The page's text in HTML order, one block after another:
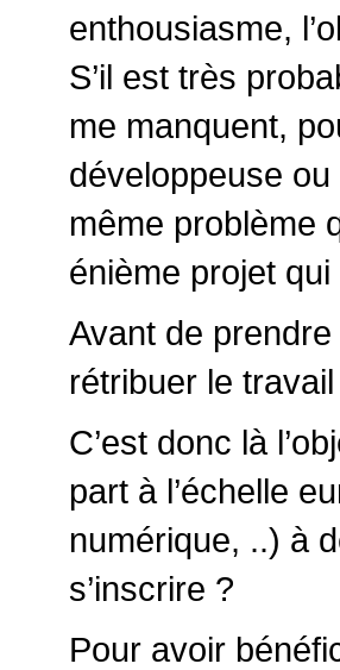
enthousiasme,
S’il est très
me manquent,
développeuse
même problème
énième projet
Avant de
rétribuer le
C’est donc là
part à l’échelle
numérique, ..) à
s’inscrire ?
Pour avoir